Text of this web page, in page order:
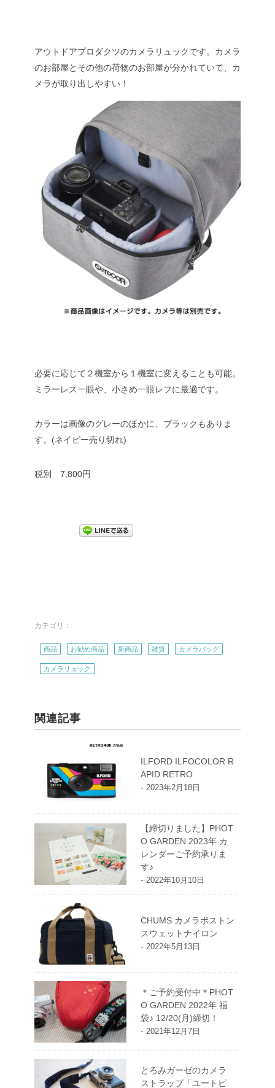
アウトドアプロダクツのカメラリュックです。 カメラ
のお部屋とその他の荷物のお部屋が分かれていて、カ
メラが取り出しやすい！
必要に応じて２機室から１機室に変えることも可能。
ミラーレス一眼や、小さめ一眼レフに最適です。
カラーは画像のグレーのほかに、ブラックもありま
す。(ネイビー売り切れ)
税別 7,800円
カテゴリ：
商品 お勧め商品 新商品 雑貨 カメラバッグ
カメラリュック
関連記事
ILFORD ILFOCOLOR R
APID RETRO
- 2023年2月18日
【締切りました】PHOT
O GARDEN 2023年 カ
レンダーご予約承りま
す♪
- 2022年10月10日
CHUMS カメラボストン
スウェットナイロン
- 2022年5月13日
＊ご予約受付中＊PHOT
O GARDEN 2022年 福
袋♪ 12/20(月)締切！
- 2021年12月7日
とろみガーゼのカメラ
ストラップ「ユートピ